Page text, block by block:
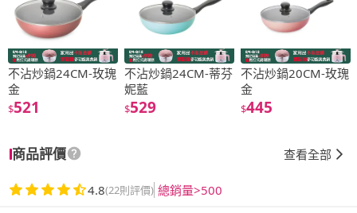
不沾炒鍋24CM-玫瑰
金
$521
不沾炒鍋24CM-蒂芬
妮藍
$529
不沾炒鍋20CM-玫瑰
金
$445
商品評價 查看全部
4.8(22則評價) 總銷量>500